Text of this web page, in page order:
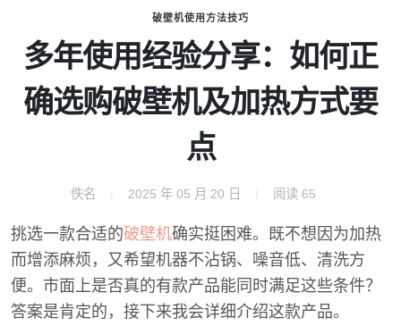
破壁机使用方法技巧
多年使用经验分享：如何正
确选购破壁机及加热方式要
点
佚名 2025 年 05 月 20 日 阅读 65
挑选一款合适的破壁机确实挺困难。既不想因为加热
而增添麻烦，又希望机器不沾锅、噪音低、清洗方
便。市面上是否真的有款产品能同时满足这些条件？
答案是肯定的，接下来我会详细介绍这款产品。